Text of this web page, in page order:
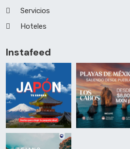
Servicios
Hoteles
Instafeed